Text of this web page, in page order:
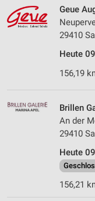
Geue
29410
Heute
156,19
Brillen
An der
29410
Heute
156,21